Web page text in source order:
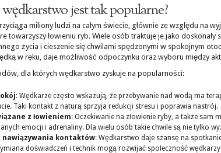
jest tak popularne?
miliony ludzi na całym świecie, głównie ze względu na
towarzyszy łowieniu ryb. Wiele osób traktuje je jako doskonały
życia i cieszenie się chwilami spędzonymi w spokojnym
w ręku, daje możliwość odpoczynku oraz wyboru między
dla których wędkarstwo zyskuje na popularności:
: Wędkarze często wskazują, że przebywanie nad wodą ma
Taki kontakt z naturą sprzyja redukcji stresu i poprawia nastrój.
z łowieniem: Oczekiwanie na złowienie ryby, a także sam
emocji i adrenaliny. Dla wielu osób takie chwile są nie tylko
nawiązywania kontaktów: Wędkarstwo daje szansę na
doświadczeń i technik mogą rozwijać społeczność